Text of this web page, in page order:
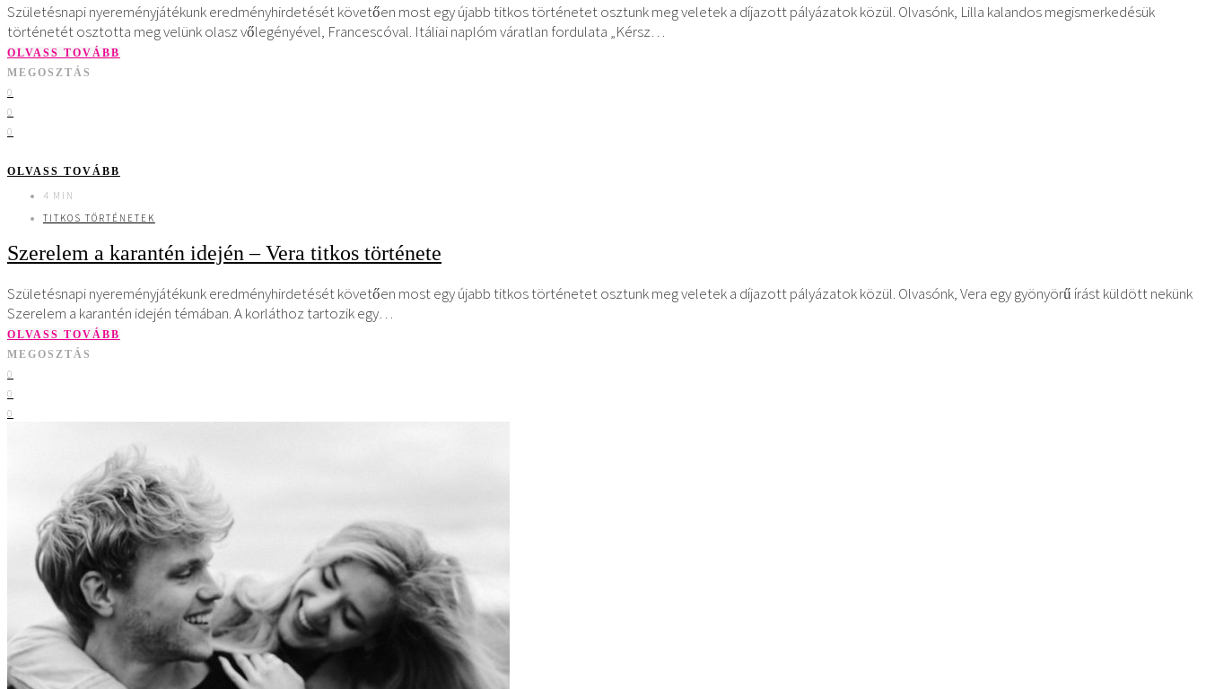
Születésnapi nyereményjátékunk eredményhirdetését követően most egy újabb titkos történetet osztunk meg veletek a díjazott pályázatok közül. Olvasónk, Lilla kalandos megismerkedésük
történetét osztotta meg velünk olasz vőlegényével, Francescóval. Itáliai naplóm váratlan fordulata „Kérsz…
OLVASS TOVÁBB
MEGOSZTÁS
0
0
0
OLVASS TOVÁBB
4 MIN
TITKOS TÖRTÉNETEK
Szerelem a karantén idején – Vera titkos története
Születésnapi nyereményjátékunk eredményhirdetését követően most egy újabb titkos történetet osztunk meg veletek a díjazott pályázatok közül. Olvasónk, Vera egy gyönyörű írást küldött nekünk
Szerelem a karantén idején témában. A korláthoz tartozik egy…
OLVASS TOVÁBB
MEGOSZTÁS
0
0
0